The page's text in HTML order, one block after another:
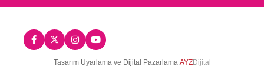
Tasarım Uyarlama ve Dijital Pazarlama:AYZDijital